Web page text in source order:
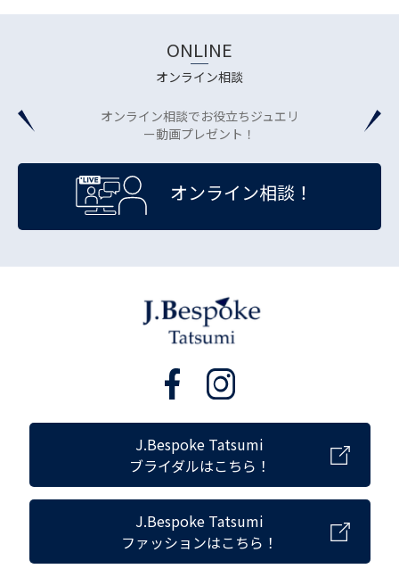
ONLINE
オンライン相談
オンライン相談でお役立ちジュエリ
ー動画プレゼント！
オンライン相談！
J.Bespoke Tatsumi
ブライダルはこちら！
J.Bespoke Tatsumi
ファッションはこちら！